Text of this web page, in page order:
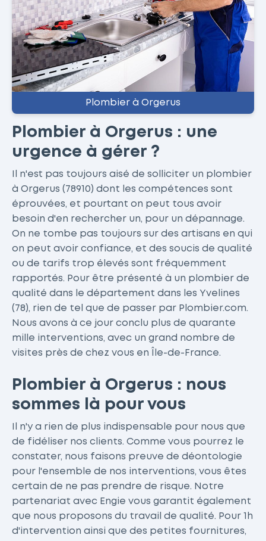
Plombier à Orgerus
Plombier à Orgerus : une
urgence à gérer ?
Il n'est pas toujours aisé de solliciter un plombier
à Orgerus (78910) dont les compétences sont
éprouvées, et pourtant on peut tous avoir
besoin d'en rechercher un, pour un dépannage.
On ne tombe pas toujours sur des artisans en qui
on peut avoir confiance, et des soucis de qualité
ou de tarifs trop élevés sont fréquemment
rapportés. Pour être présenté à un plombier de
qualité dans le département dans les Yvelines
(78), rien de tel que de passer par Plombier.com.
Nous avons à ce jour conclu plus de quarante
mille interventions, avec un grand nombre de
visites près de chez vous en Île-de-France.
Plombier à Orgerus : nous
sommes là pour vous
Il n'y a rien de plus indispensable pour nous que
de fidéliser nos clients. Comme vous pourrez le
constater, nous faisons preuve de déontologie
pour l'ensemble de nos interventions, vous êtes
certain de ne pas prendre de risque. Notre
partenariat avec Engie vous garantit également
que nous proposons du travail de qualité. Pour 1h
d'intervention ainsi que des petites fournitures,